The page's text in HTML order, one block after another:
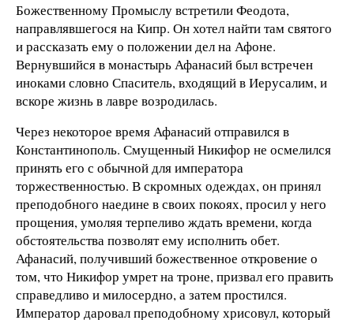
Божественному Промыслу встретили Феодота,
направлявшегося на Кипр. Он хотел найти там святого
и рассказать ему о положении дел на Афоне.
Вернувшийся в монастырь Афанасий был встречен
иноками словно Спаситель, входящий в Иерусалим, и
вскоре жизнь в лавре возродилась.
Через некоторое время Афанасий отправился в
Константинополь. Смущенный Никифор не осмелился
принять его с обычной для императора
торжественностью. В скромных одеждах, он принял
преподобного наедине в своих покоях, просил у него
прощения, умоляя терпеливо ждать времени, когда
обстоятельства позволят ему исполнить обет.
Афанасий, получивший божественное откровение о
том, что Никифор умрет на троне, призвал его править
справедливо и милосердно, а затем простился.
Император даровал преподобному хрисовул, который